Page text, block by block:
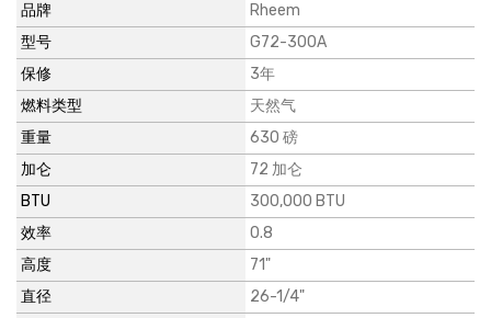
品牌
Rheem
型号
G72-300A
保修
3年
燃料类型
天然气
重量
630 磅
加仑
72 加仑
BTU
300,000 BTU
效率
0.8
高度
71"
直径
26-1/4"